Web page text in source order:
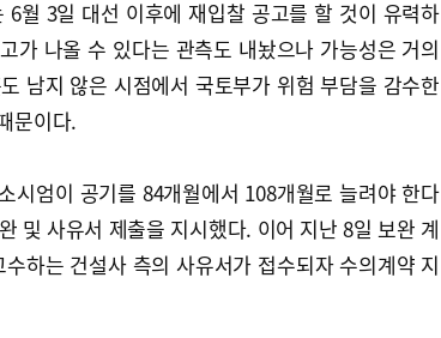
월 3일 대선 이후에 재입찰 공고를 할 것이 유력하
가 나올 수 있다는 관측도 내놨으나 가능성은 거의
남지 않은 시점에서 국토부가 위험 부담을 감수한
문이다.
시엄이 공기를 84개월에서 108개월로 늘려야 한다
및 사유서 제출을 지시했다. 이어 지난 8일 보완 계
하는 건설사 측의 사유서가 접수되자 수의계약 지